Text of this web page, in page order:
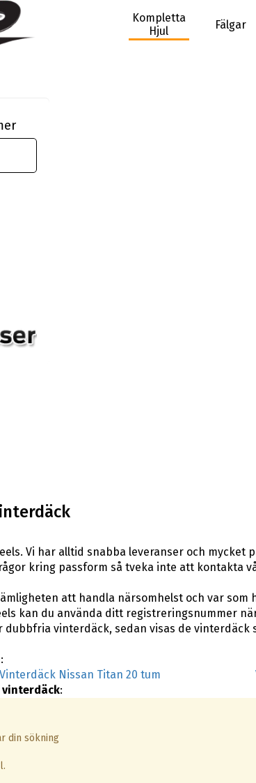
Kompletta
Hjul
Fälgar
Vi har alltid snabba leveranser och
kring passform så tveka inte att kontakta
att handla närsomhelst och var som
kan du använda ditt registreringsnummer
vinterdäck, sedan visas de vinterdäck
Vinterdäck Nissan Titan 20 tum
vinterdäck:
din sökning